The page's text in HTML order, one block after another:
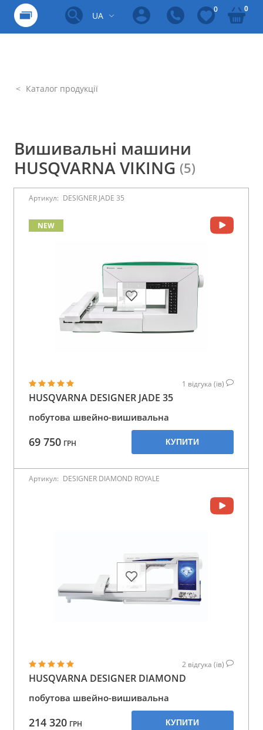
UA
0 0
Каталог продукції
Вишивальні машини
HUSQVARNA VIKING (5)
Артикул: DESIGNER JADE 35
NEW
1 відгука (ів)
HUSQVARNA DESIGNER JADE 35
побутова швейно-вишивальна
69 750 ГРН КУПИТИ
Артикул: DESIGNER DIAMOND ROYALE
2 відгука (ів)
HUSQVARNA DESIGNER DIAMOND
побутова швейно-вишивальна
214 320 ГРН КУПИТИ